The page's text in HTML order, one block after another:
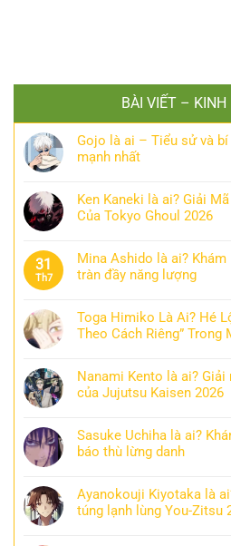
BÀI VIẾT – KINH
Gojo là ai – Tiểu sử và
mạnh nhất
Ken Kaneki là ai? Giải
Của Tokyo Ghoul 2026
31
Th7
Mina Ashido là ai?
tràn đầy năng lượng
Toga Himiko Là Ai? Hé
Theo Cách Riêng” Trong
Nanami Kento là ai?
của Jujutsu Kaisen 2026
Sasuke Uchiha là ai?
báo thù lừng danh
Ayanokouji Kiyotaka là
túng lạnh lùng You-Zitsu